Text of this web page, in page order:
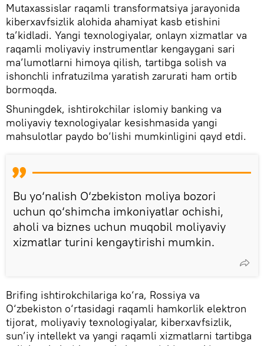
Mutaxassislar raqamli transformatsiya jarayonida
kiberxavfsizlik alohida ahamiyat kasb etishini
ta’kidladi. Yangi texnologiyalar, onlayn xizmatlar va
raqamli moliyaviy instrumentlar kengaygani sari
ma’lumotlarni himoya qilish, tartibga solish va
ishonchli infratuzilma yaratish zarurati ham ortib
bormoqda.
Shuningdek, ishtirokchilar islomiy banking va
moliyaviy texnologiyalar kesishmasida yangi
mahsulotlar paydo bo‘lishi mumkinligini qayd etdi.
Bu yo‘nalish O‘zbekiston moliya bozori
uchun qo‘shimcha imkoniyatlar ochishi,
aholi va biznes uchun muqobil moliyaviy
xizmatlar turini kengaytirishi mumkin.
Brifing ishtirokchilariga ko‘ra, Rossiya va
O‘zbekiston o‘rtasidagi raqamli hamkorlik elektron
tijorat, moliyaviy texnologiyalar, kiberxavfsizlik,
sun’iy intellekt va yangi raqamli xizmatlarni tartibga